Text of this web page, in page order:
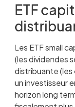
ETF
Les ETF small
(les dividendes
distribuante (les
un investisseur
horizon long